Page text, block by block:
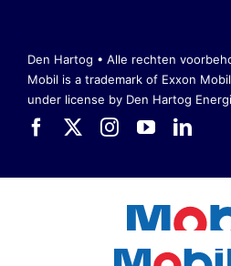
Den Hartog • Alle rechten
Mobil is a trademark of Exxon
under license by Den Hartog